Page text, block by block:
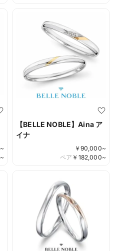
~
~
【BELLE NOBLE】Aina ア
イナ
￥ 90,000~
￥ 182,000~
ペア